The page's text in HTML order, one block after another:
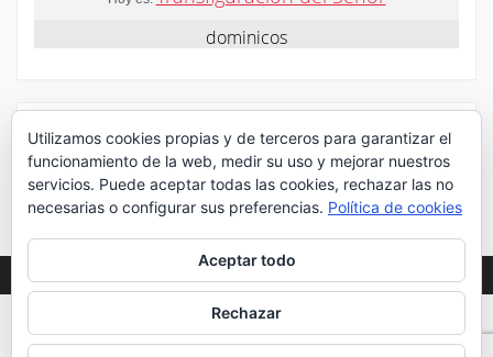
¡Síguenos en Twitter!
Mis tuits
WEB DESARROLLADA POR DESPLIEGA 2020
Utilizamos cookies propias y de terceros para garantizar el
funcionamiento de la web, medir su uso y mejorar nuestros
servicios. Puede aceptar todas las cookies, rechazar las no
necesarias o configurar sus preferencias. Política de cookies
Aceptar todo
Rechazar